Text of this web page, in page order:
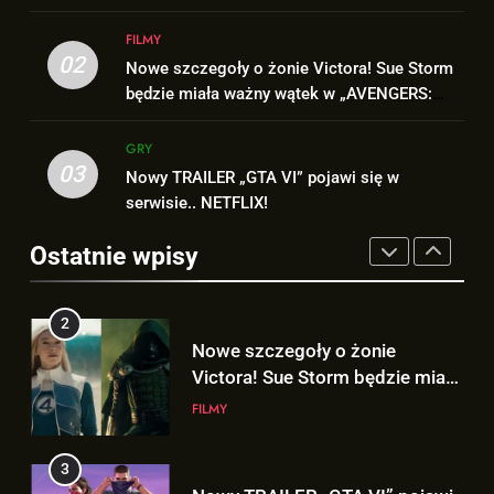
Nowe szczegoły o żonie
Victora! Sue Storm będzie miała
ważny wątek w „AVENGERS:
3
Nowy TRAILER „GTA VI” pojawi
GRY
4
TAK może wyglądać ulepszony
kostium Thora w „AVENGERS:
DOOMSDAY”!
FILMY
5
02
FILMY
Nowe szczegoły o żonie Victora! Sue Storm
będzie miała ważny wątek w „AVENGERS:
03
GRY
Nowy TRAILER „GTA VI” pojawi się w
serwisie.. NETFLIX!
Ostatnie wpisy
1
„DUŻE DZIECI 3” OFICJALNIE w
produkcji Netflixa!
2
Victora! Sue Storm będzie miała
ważny wątek w „AVENGERS:
FILMY
3
Nowy TRAILER „GTA VI” pojawi
4